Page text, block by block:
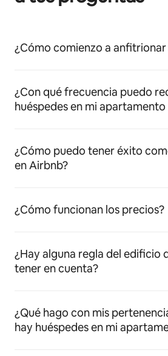
¿Cómo comienzo a
¿Con qué frecuencia puedo
huéspedes en mi
¿Cómo puedo tener éxito
en Airbnb?
¿Cómo funcionan los precios?
¿Hay alguna regla del edificio
tener en cuenta?
¿Qué hago con mis
hay huéspedes en mi